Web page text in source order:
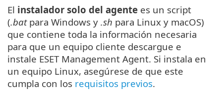
El instalador solo del agente es un script
(.batpara Windows y .sh para Linux y macOS)
que contiene toda la información necesaria
para que un equipo cliente descargue e
instale ESET Management Agent. Si instala en
un equipo Linux, asegúrese de que este
cumpla con los requisitos previos.